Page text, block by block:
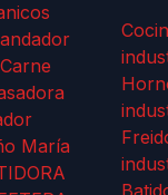
María